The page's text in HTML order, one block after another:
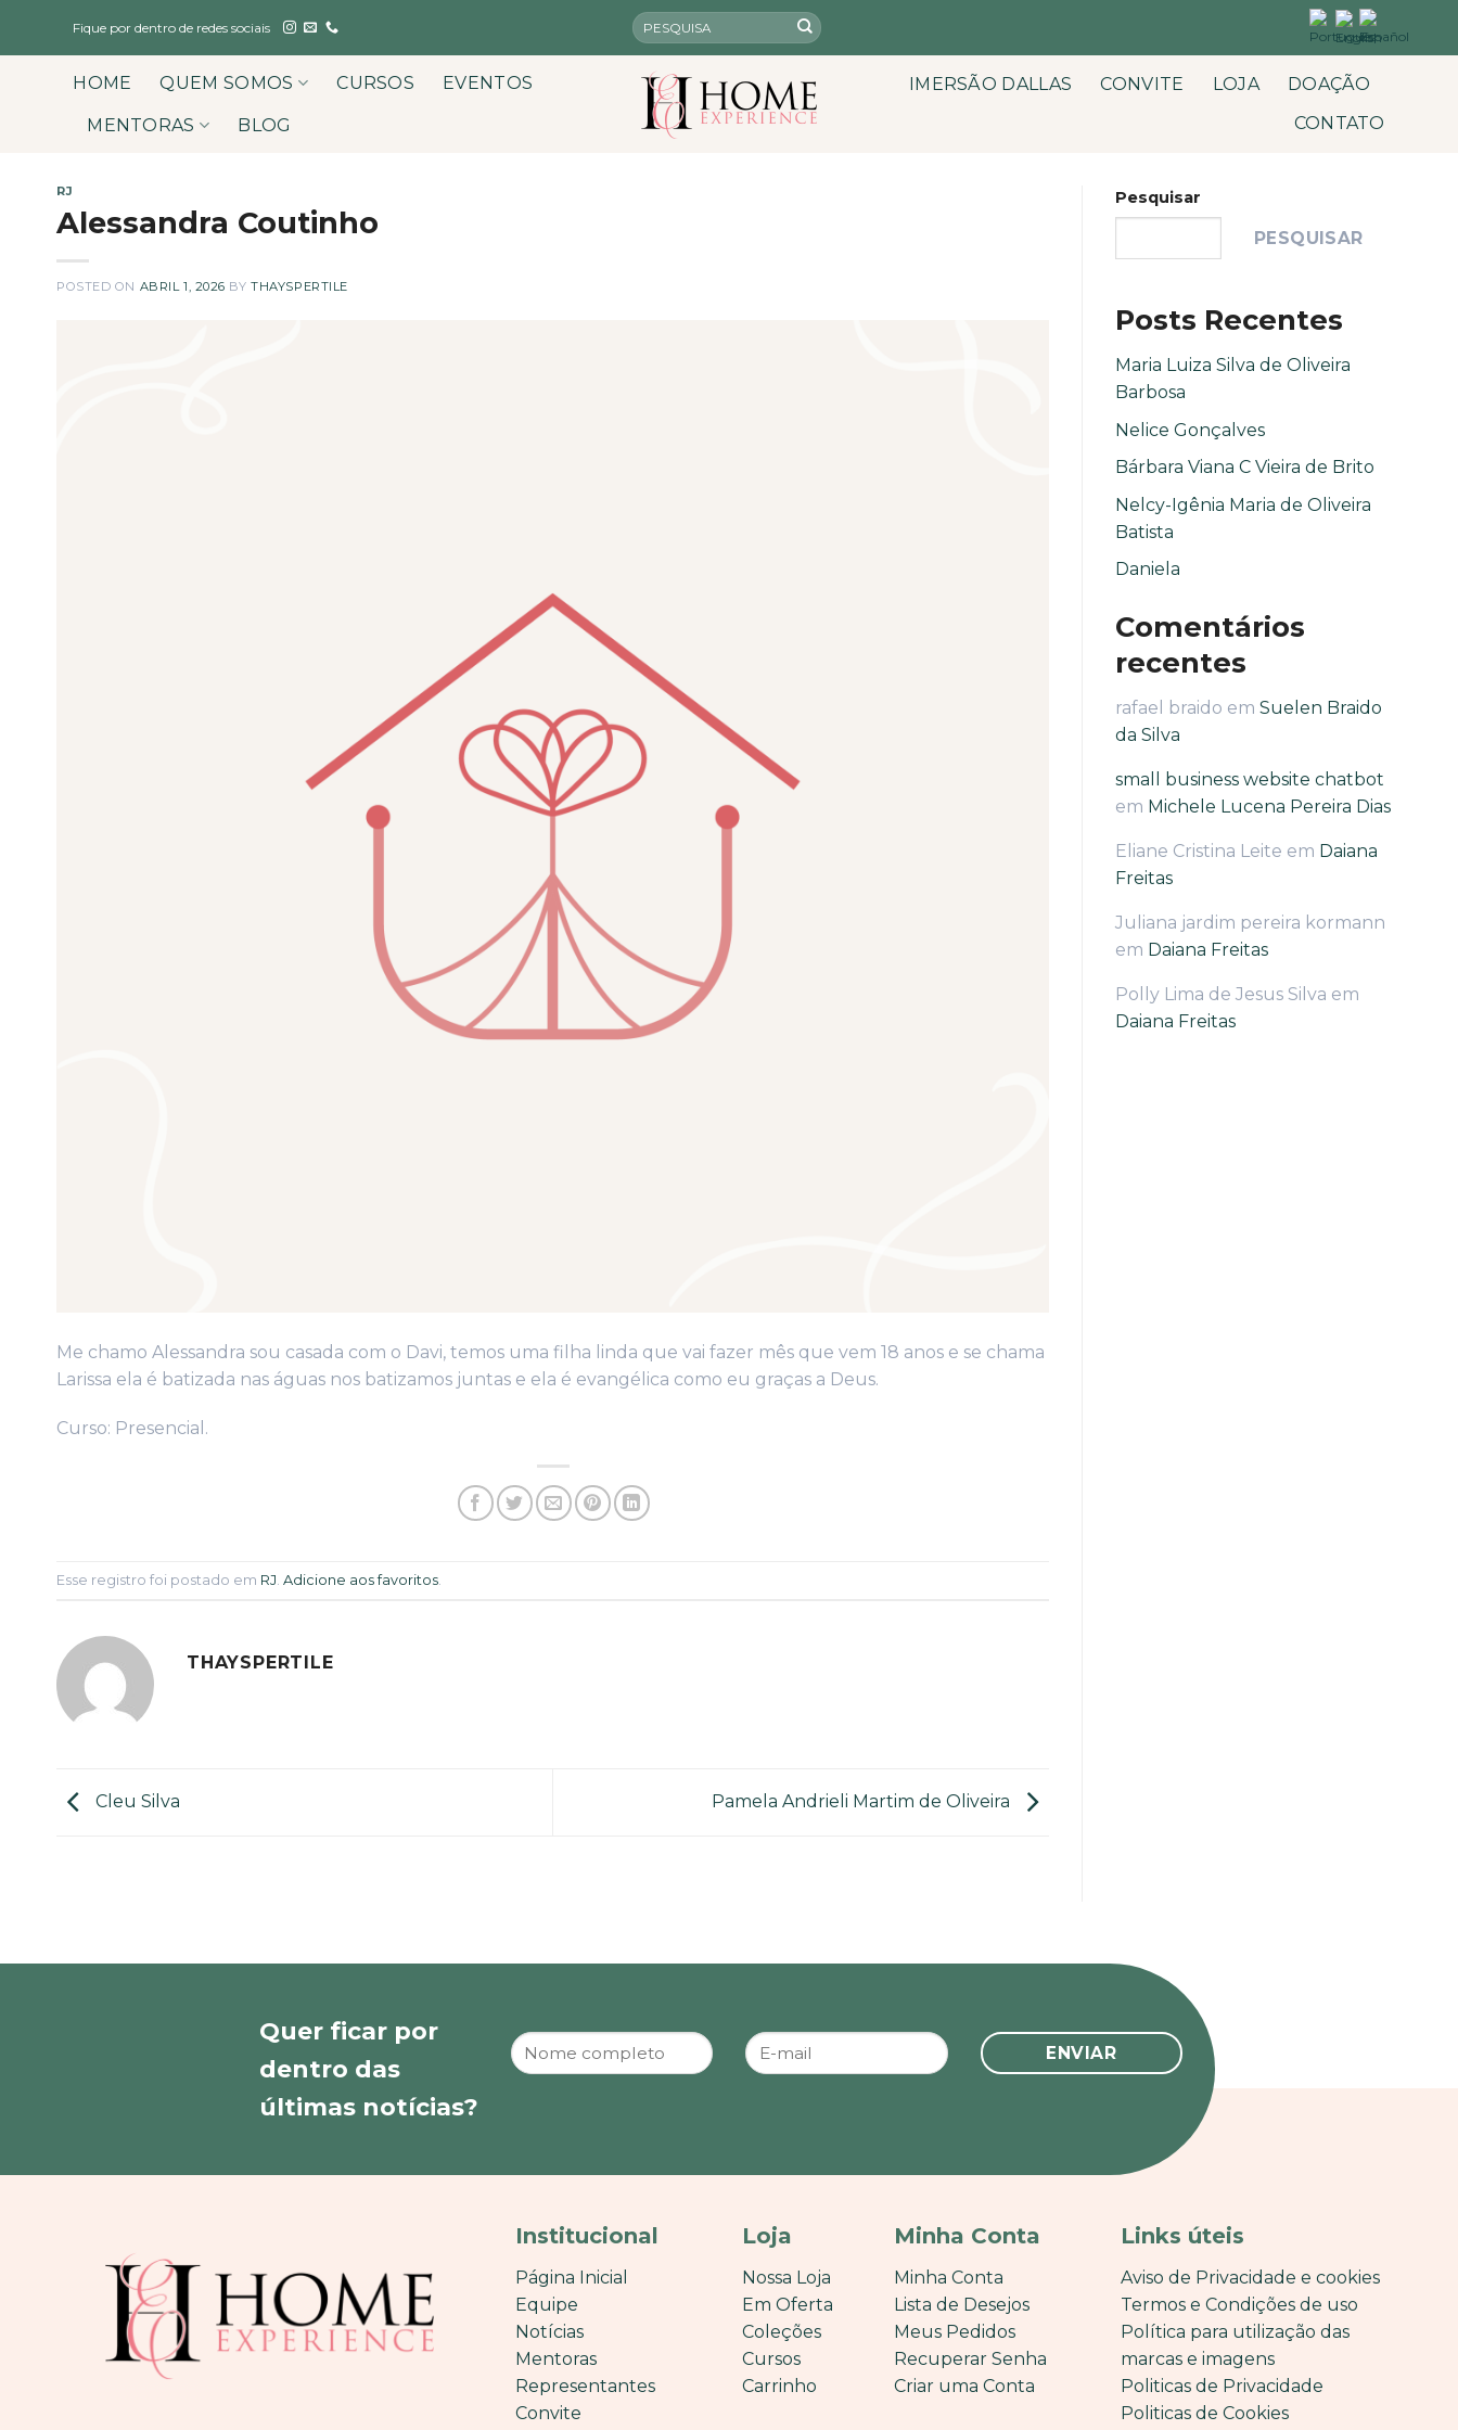
Fique por dentro de redes sociais
HOME QUEM SOMOS CURSOS EVENTOS
MENTORAS BLOG
IMERSÃO DALLAS CONVITE LOJA
DOAÇÃO
CONTATO
RJ
Alessandra Coutinho
POSTED ON ABRIL 1, 2026 BYTHAYSPERTILE
Me chamo Alessandra sou casada com o Davi, temos uma filha linda que vai fazer mês que vem 18 anos e se chama
Larissa ela é batizada nas águas nos batizamos juntas e ela é evangélica como eu graças a Deus.
Curso: Presencial.
Esse registro foi postado em RJ Adicione aos favoritos
THAYSPERTILE
Cleu Silva Pamela Andrieli Martim de Oliveira
Pesquisar
PESQUISAR
Posts Recentes
Maria Luiza Silva de Oliveira
Barbosa
Nelice Gonçalves
Bárbara Viana C Vieira de Brito
Nelcy-Igênia Maria de Oliveira
Batista
Daniela
Comentários
recentes
rafael braido em Suelen Braido
da Silva
small business website chatbot
em Michele Lucena Pereira Dias
Eliane Cristina Leite em Daiana
Freitas
Juliana jardim pereira kormann
em Daiana Freitas
Polly Lima de Jesus Silva em
Daiana Freitas
Quer ficar por
dentro das
últimas notícias?
Institucional
Página Inicial
Equipe
Notícias
Mentoras
Representantes
Convite
Loja
Nossa Loja
Em Oferta
Coleções
Cursos
Carrinho
Minha Conta
Minha Conta
Lista de Desejos
Meus Pedidos
Recuperar Senha
Criar uma Conta
Links úteis
Aviso de Privacidade e cookies
Termos e Condições de uso
Política para utilização das
marcas e imagens
Politicas de Privacidade
Politicas de Cookies